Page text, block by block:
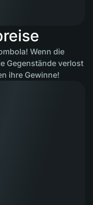
Wenn die
Gegenstände verlost
ihre Gewinne!